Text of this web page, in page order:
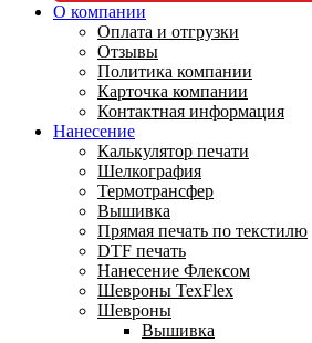
О компании
Оплата и отгрузки
Отзывы
Политика компании
Карточка компании
Контактная информация
Нанесение
Калькулятор печати
Шелкография
Термотрансфер
Вышивка
Прямая печать по текстилю
DTF печать
Нанесение Флексом
Шевроны TexFlex
Шевроны
Вышивка